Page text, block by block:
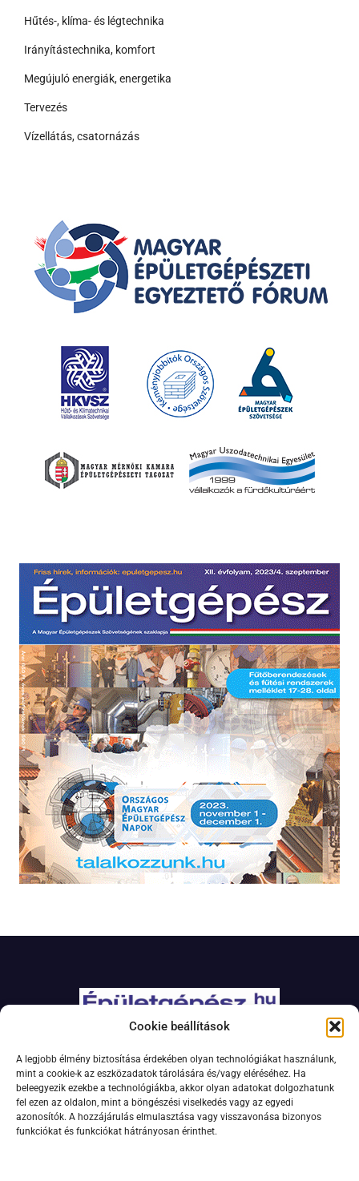
Cookie beállítások
A legjobb élmény biztosítása érdekében olyan technológiákat használunk,
mint a cookie-k az eszközadatok tárolására és/vagy eléréséhez. Ha
beleegyezik ezekbe a technológiákba, akkor olyan adatokat dolgozhatunk
fel ezen az oldalon, mint a böngészési viselkedés vagy az egyedi
azonosítók. A hozzájárulás elmulasztása vagy visszavonása bizonyos
funkciókat és funkciókat hátrányosan érinthet.
Hűtés-, klíma- és légtechnika
Irányítástechnika, komfort
Megújuló energiák, energetika
Tervezés
Vízellátás, csatornázás
Adatkezelési szabályzat
Jogi nyilatkozat
Kapcsolat
Impresszum